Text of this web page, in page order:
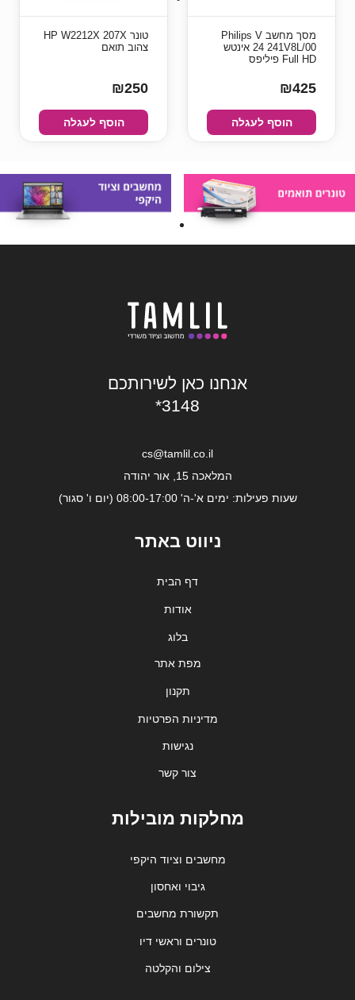
מסך מחשב Philips V
241V8L/00 ‏24 ‏אינטש
Full HD פיליפס
₪425
הוסף לעגלה
טונר HP W2212X 207X
צהוב תואם
₪250
הוסף לעגלה
אנחנו כאן לשירותכם
*3148
cs@tamlil.co.il
המלאכה 15, אור יהודה
שעות פעילות: ימים א'-ה' 08:00-17:00 (יום ו' סגור)
ניווט באתר
דף הבית
אודות
בלוג
מפת אתר
תקנון
מדיניות הפרטיות
נגישות
צור קשר
מחלקות מובילות
מחשבים וציוד היקפי
גיבוי ואחסון
תקשורת מחשבים
טונרים וראשי דיו
צילום והקלטה